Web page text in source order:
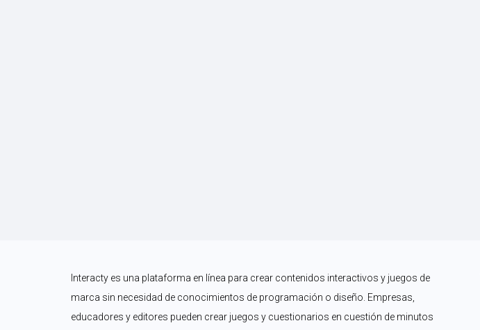
Interacty es una plataforma en línea para crear contenidos interactivos y juegos de
marca sin necesidad de conocimientos de programación o diseño. Empresas,
educadores y editores pueden crear juegos y cuestionarios en cuestión de minutos